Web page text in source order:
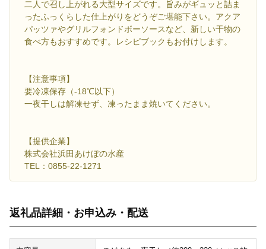
二人で召し上がれる大型サイズです。旨みがギュッと詰ま
ったふっくらした仕上がりをどうぞご堪能下さい。アクア
パッツァやグリルフォンドボーソースなど、新しい干物の
食べ方もおすすめです。レシピブックもお付けします。
【注意事項】
要冷凍保存（-18℃以下）
一夜干しは解凍せず、凍ったまま焼いてください。
【提供企業】
株式会社浜田あけぼの水産
TEL：0855-22-1271
返礼品詳細・お申込み・配送